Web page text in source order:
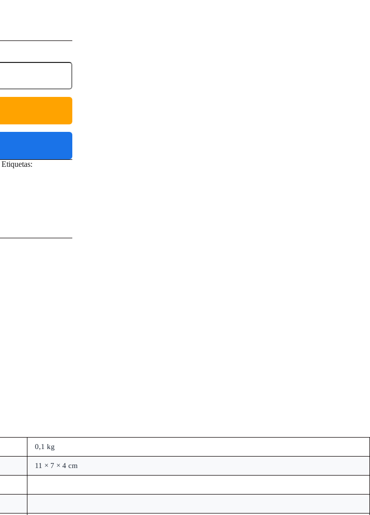
Etiquetas:
0,1 kg
11 × 7 × 4 cm